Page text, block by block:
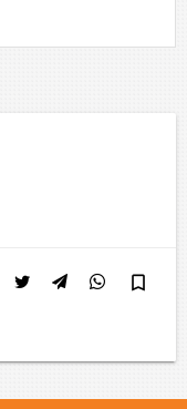
bookmark_border